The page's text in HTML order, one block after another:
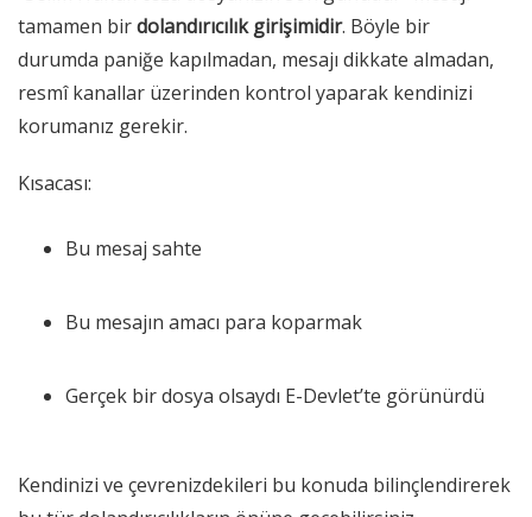
tamamen birdolandırıcılık girişimidir. Böyle bir
durumda paniğe kapılmadan, mesajı dikkate almadan,
resmî kanallar üzerinden kontrol yaparak kendinizi
korumanız gerekir.
Kısacası:
Bu mesaj sahte
Bu mesajın amacı para koparmak
Gerçek bir dosya olsaydı E-Devlet’te görünürdü
Kendinizi ve çevrenizdekileri bu konuda bilinçlendirerek